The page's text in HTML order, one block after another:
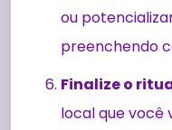
ou
preenchendo
Finalize o
local que você